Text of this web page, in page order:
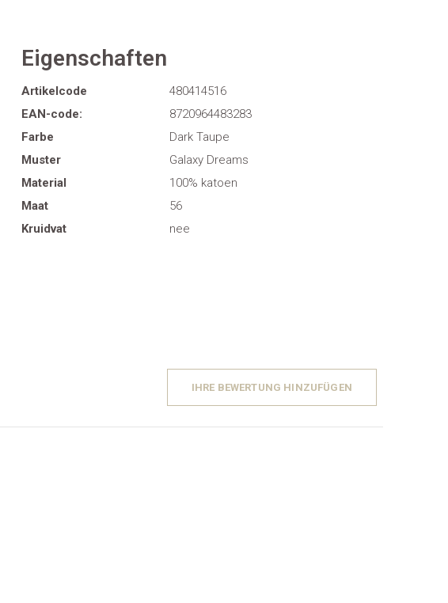
Eigenschaften
Artikelcode
480414516
EAN-code:
8720964483283
Farbe
Dark Taupe
Muster
Galaxy Dreams
Material
100% katoen
Maat
56
Kruidvat
nee
IHRE BEWERTUNG HINZUFÜGEN